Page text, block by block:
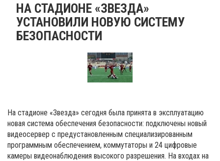
НА СТАДИОНЕ «ЗВЕЗДА»
УСТАНОВИЛИ НОВУЮ СИСТЕМУ
БЕЗОПАСНОСТИ
На стадионе «Звезда» сегодня была принята в эксплуатацию
новая система обеспечения безопасности: подключены новый
видеосервер с предустановленным специализированным
программным обеспечением, коммутаторы и 24 цифровые
камеры видеонаблюдения высокого разрешения. На входах на